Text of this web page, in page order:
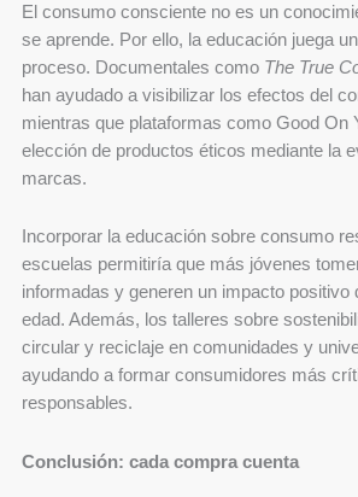
El consumo consciente no es un
se aprende. Por ello, la educación juega
proceso. Documentales como The True
han ayudado a visibilizar los efectos del
mientras que plataformas como Good On
elección de productos éticos mediante la
marcas.
Incorporar la educación sobre consumo
escuelas permitiría que más jóvenes
informadas y generen un impacto positivo
edad. Además, los talleres sobre
circular y reciclaje en comunidades y
ayudando a formar consumidores más
responsables.
Conclusión: cada compra cuenta